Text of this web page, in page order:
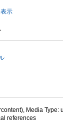
示
Media
references